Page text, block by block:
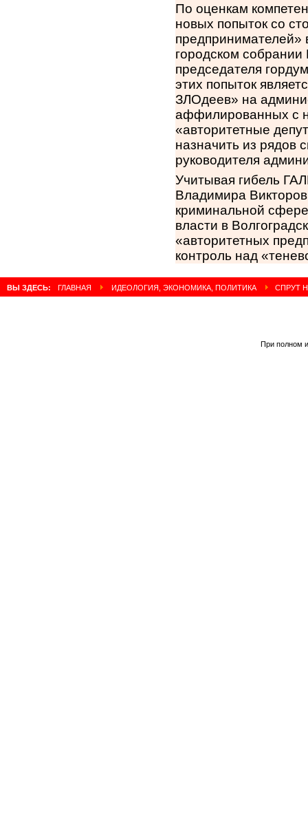
По оценкам
новых попыток со
предпринимателей»
городском собрании
председателя
этих попыток
ЗЛОдеев» на
аффилированных с
«авторитетные
назначить из рядов
руководителя
Учитывая гибель
Владимира
криминальной сфере
власти в
«авторитетных
контроль над
ВЫ ЗДЕСЬ: ГЛАВНАЯ ИДЕОЛОГИЯ, ЭКОНОМИКА, ПОЛИТИКА СПРУТ
При полном